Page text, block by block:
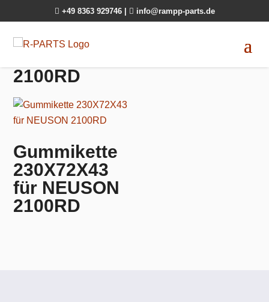
 +49 8363 929746  info@rampp-parts.de
2100RD
Gummikette
230X72X43
für NEUSON
2100RD